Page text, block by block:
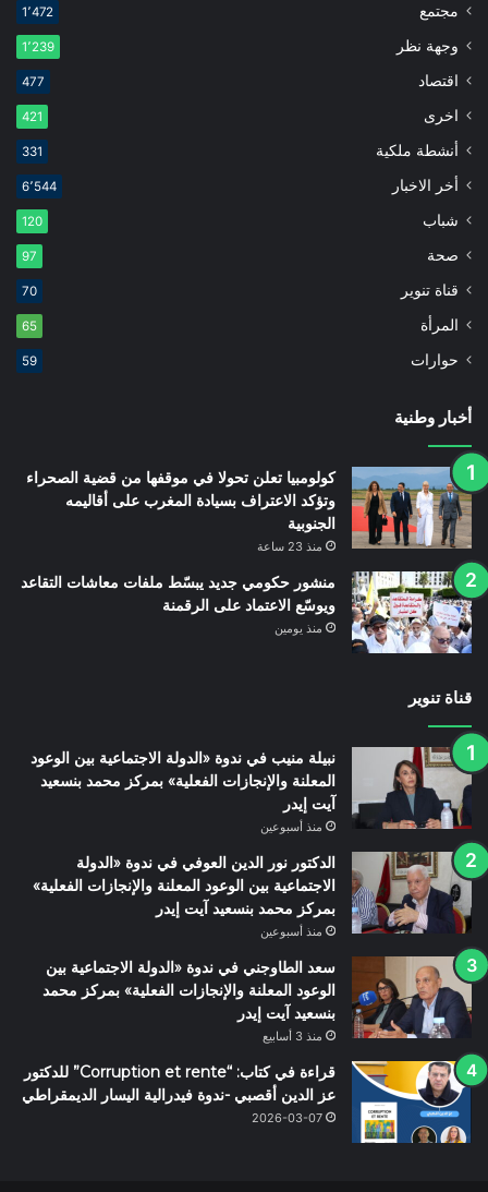
مجتمع 1٬472
وجهة نظر 1٬239
اقتصاد 477
اخرى 421
أنشطة ملكية 331
أخر الاخبار 6٬544
شباب 120
صحة 97
قناة تنوير 70
المرأة 65
حوارات 59
أخبار وطنية
كولومبيا تعلن تحولا في موقفها من قضية الصحراء
وتؤكد الاعتراف بسيادة المغرب على أقاليمه
الجنوبية
منذ 23 ساعة
منشور حكومي جديد يبسّط ملفات معاشات التقاعد
ويوسّع الاعتماد على الرقمنة
منذ يومين
قناة تنوير
نبيلة منيب في ندوة «الدولة الاجتماعية بين الوعود
المعلنة والإنجازات الفعلية» بمركز محمد بنسعيد
آيت إيدر
منذ أسبوعين
الدكتور نور الدين العوفي في ندوة «الدولة
الاجتماعية بين الوعود المعلنة والإنجازات الفعلية»
بمركز محمد بنسعيد آيت إيدر
منذ أسبوعين
سعد الطاوجني في ندوة «الدولة الاجتماعية بين
الوعود المعلنة والإنجازات الفعلية» بمركز محمد
بنسعيد آيت إيدر
منذ 3 أسابيع
قراءة في كتاب: “Corruption et rente” للدكتور
عز الدين أقصبي -ندوة فيدرالية اليسار الديمقراطي
2026-03-07